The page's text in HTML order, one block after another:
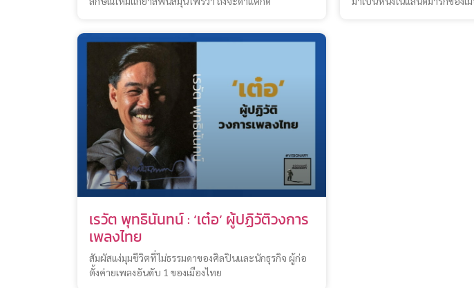
เรวัต พุทธินันทน์ : ‘เต๋อ’ ผู้ปฏิวัติวงการ
เพลงไทย
สัมผัสแง่มุมชีวิตที่ไม่ธรรมดาของศิลปินและนักธุรกิจ ผู้ก่อ
ตั้งค่ายเพลงอันดับ 1 ของเมืองไทย